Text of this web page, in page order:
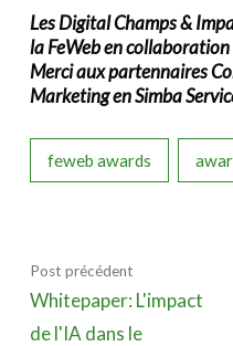
Les Digital Champs &
la FeWeb en collaboration
Merci aux partennaires
Marketing en Simba
feweb awards
Post précédent
Whitepaper: L'impact
de l'IA dans le